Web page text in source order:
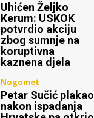
Uhićen Željko
Kerum: USKOK
potvrdio akciju
zbog sumnje na
koruptivna
kaznena djela
Nogomet
Petar Sučić plakao
nakon ispadanja